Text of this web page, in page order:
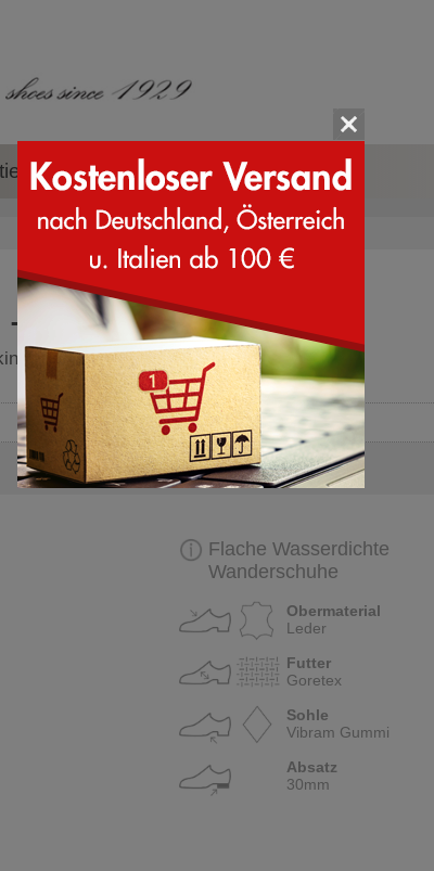
Zubehör Marken
Wanderschuhe
- Wanderschuhe
Flache Wasserdichte
Wanderschuhe
Obermaterial
Leder
Futter
Goretex
Sohle
Vibram Gummi
Absatz
30mm